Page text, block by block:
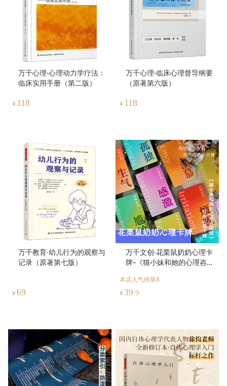
万千心理·心理动力学疗法：
临床实用手册（第二版）
¥ 118
万千心理·临床心理督导纲要
（原著第六版）
¥ 118
万千教育·幼儿行为的观察与
记录（原著第七版）
¥ 69
万千文创·花栗鼠奶奶心理卡
牌-《猫小妹和她的心理咨询
人探索、家庭互动、团体咨
询
本店人气榜第8
¥ 39.9